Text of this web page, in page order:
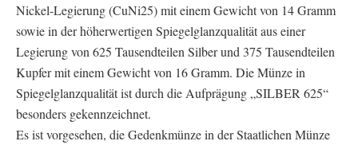
Nickel-Legierung (CuNi25) mit einem Gewicht von 14 Gramm
sowie in der höherwertigen Spiegelglanzqualität aus einer
Legierung von 625 Tausendteilen Silber und 375 Tausendteilen
Kupfer mit einem Gewicht von 16 Gramm. Die Münze in
Spiegelglanzqualität ist durch die Aufprägung „SILBER 625“
besonders gekennzeichnet.
Es ist vorgesehen, die Gedenkmünze in der Staatlichen Münze